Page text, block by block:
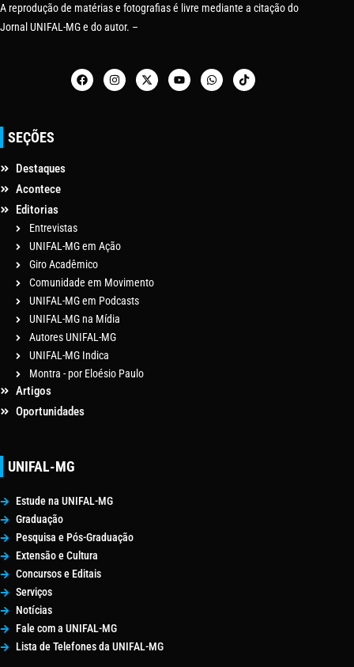
A reprodução de matérias e fotografias é livre mediante a citação do
Jornal UNIFAL-MG e do autor. –
SEÇÕES
Destaques
Acontece
Editorias
Entrevistas
UNIFAL-MG em Ação
Giro Acadêmico
Comunidade em Movimento
UNIFAL-MG em Podcasts
UNIFAL-MG na Mídia
Autores UNIFAL-MG
UNIFAL-MG Indica
Montra - por Eloésio Paulo
Artigos
Oportunidades
UNIFAL-MG
Estude na UNIFAL-MG
Graduação
Pesquisa e Pós-Graduação
Extensão e Cultura
Concursos e Editais
Serviços
Notícias
Fale com a UNIFAL-MG
Lista de Telefones da UNIFAL-MG